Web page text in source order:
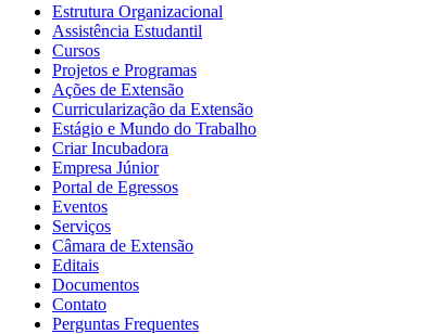
Estrutura Organizacional
Assistência Estudantil
Cursos
Projetos e Programas
Ações de Extensão
Curricularização da Extensão
Estágio e Mundo do Trabalho
Criar Incubadora
Empresa Júnior
Portal de Egressos
Eventos
Serviços
Câmara de Extensão
Editais
Documentos
Contato
Perguntas Frequentes